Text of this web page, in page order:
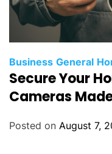
Business General
Secure Your
Cameras
Posted on August 7,